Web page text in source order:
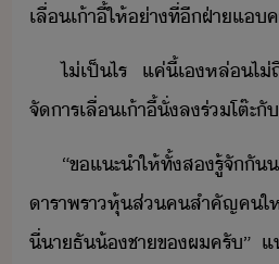
เลื่​เ้าี้​ให้​่าที่​ี​ฝ่า​แ​
ไ่เป็ไร​ ​แค่ี้​เ​หล่​ไ
จัาร​เลื่​เ้าี้ั่​ล​ร่โต๊ะ​
“​ข​แะำ​ให้​ทั้ส​รู้จั
าราพรา​หุ้ส่​คสำคัญ​ค​
ี่​า​ธั​้ชา​ข​ผ​ครั​”​ ​แ